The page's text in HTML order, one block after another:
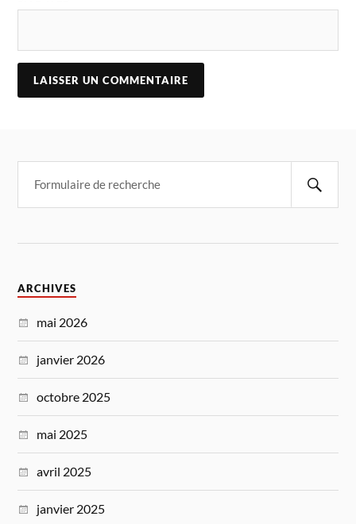
ARCHIVES
mai 2026
janvier 2026
octobre 2025
mai 2025
avril 2025
janvier 2025